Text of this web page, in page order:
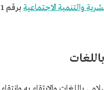
والتنمية الاجتماعية برقم 2131، يقع مقرها في مدينة